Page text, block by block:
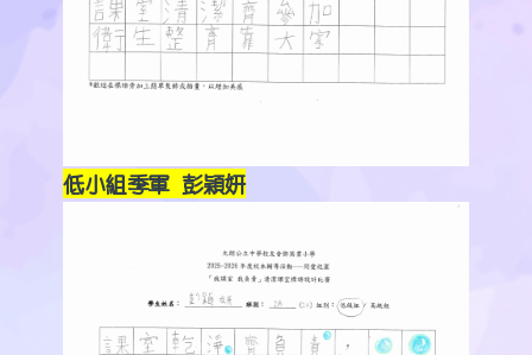
低小組季軍 彭穎妍